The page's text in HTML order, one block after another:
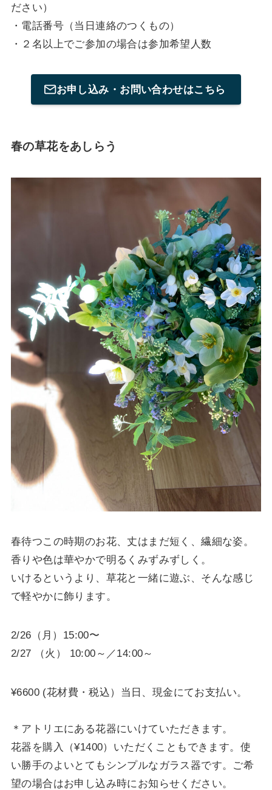
ださい）
・電話番号（当日連絡のつくもの）
・２名以上でご参加の場合は参加希望人数
お申し込み・お問い合わせはこちら
春の草花をあしらう
春待つこの時期のお花、丈はまだ短く、繊細な姿。
香りや色は華やかで明るくみずみずしく。
いけるというより、草花と一緒に遊ぶ、そんな感じ
で軽やかに飾ります。
2/26（月）15:00〜
2/27 （火） 10:00～／14:00～
¥6600 (花材費・税込）当日、現金にてお支払い。
＊アトリエにある花器にいけていただきます。
花器を購入（¥1400）いただくこともできます。使
い勝手のよいとてもシンプルなガラス器です。ご希
望の場合はお申し込み時にお知らせください。